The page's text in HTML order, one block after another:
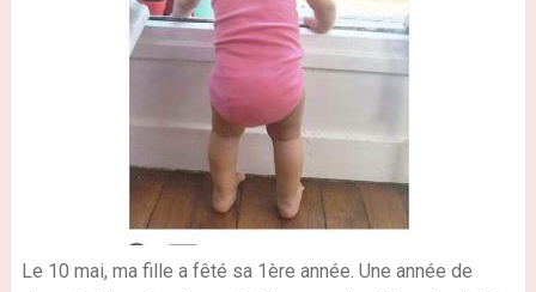
Le 10 mai, ma fille a fêté sa 1ère année. Une année de